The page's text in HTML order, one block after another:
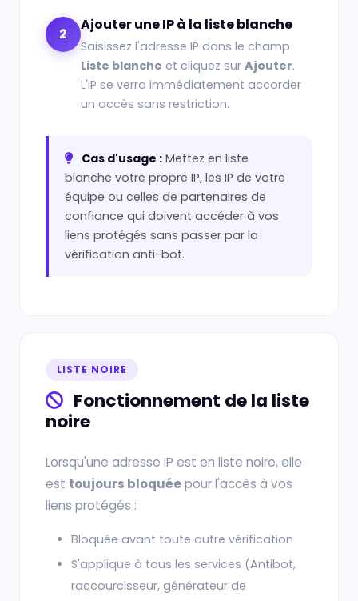
2
Ajouter une IP à la liste blanche
Saisissez l'adresse IP dans le champ
Liste blanche et cliquez sur Ajouter.
L'IP se verra immédiatement accorder
un accès sans restriction.
Cas d'usage : Mettez en liste
blanche votre propre IP, les IP de votre
équipe ou celles de partenaires de
confiance qui doivent accéder à vos
liens protégés sans passer par la
vérification anti-bot.
LISTE NOIRE
Fonctionnement de la liste
noire
Lorsqu'une adresse IP est en liste noire, elle
est toujours bloquéepour l'accès à vos
liens protégés :
Bloquée avant toute autre vérification
S'applique à tous les services (Antibot,
raccourcisseur, générateur de